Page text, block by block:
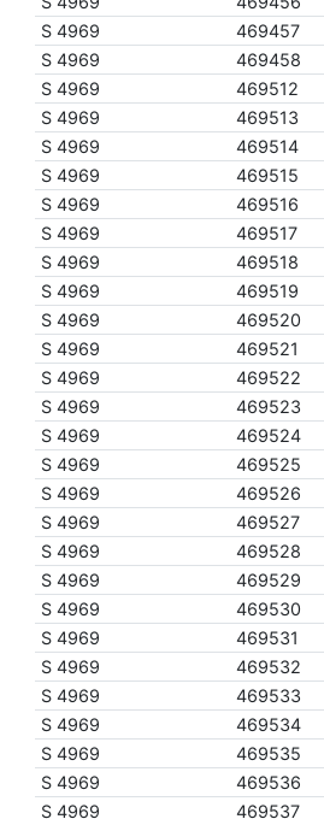
S 4969
469457
S 4969
469458
S 4969
469512
S 4969
469513
S 4969
469514
S 4969
469515
S 4969
469516
S 4969
469517
S 4969
469518
S 4969
469519
S 4969
469520
S 4969
469521
S 4969
469522
S 4969
469523
S 4969
469524
S 4969
469525
S 4969
469526
S 4969
469527
S 4969
469528
S 4969
469529
S 4969
469530
S 4969
469531
S 4969
469532
S 4969
469533
S 4969
469534
S 4969
469535
S 4969
469536
S 4969
469537